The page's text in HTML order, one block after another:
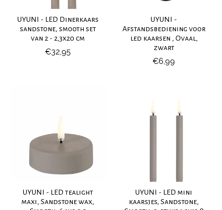
UYUNI - LED Dinerkaars
sandstone, smooth set
van 2 - 2,3x20 cm
€32,95
UYUNI -
Afstandsbediening voor
led kaarsen , Ovaal,
zwart
€6,99
UYUNI - LED tealight
maxi, Sandstone wax,
UYUNI - LED mini
kaarsjes, Sandstone,